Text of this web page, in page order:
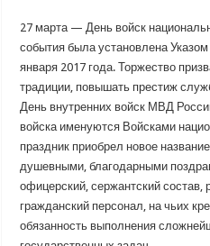
27 марта — День войск
события была установлена
января 2017 года. Торжество
традиции, повышать престиж
День внутренних войск МВД
войска именуются Войсками
праздник приобрел новое
душевными, благодарными
офицерский, сержантский
гражданский персонал, на чьих
обязанность выполнения